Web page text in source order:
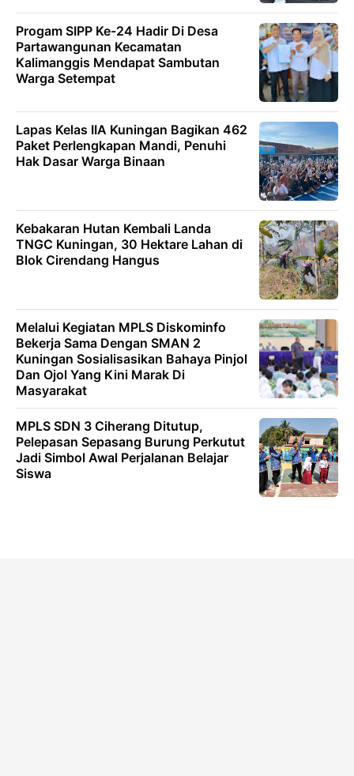
Progam SIPP Ke-24 Hadir Di Desa
Partawangunan Kecamatan
Kalimanggis Mendapat Sambutan
Warga Setempat
Lapas Kelas IIA Kuningan Bagikan 462
Paket Perlengkapan Mandi, Penuhi
Hak Dasar Warga Binaan
Kebakaran Hutan Kembali Landa
TNGC Kuningan, 30 Hektare Lahan di
Blok Cirendang Hangus
Melalui Kegiatan MPLS Diskominfo
Bekerja Sama Dengan SMAN 2
Kuningan Sosialisasikan Bahaya Pinjol
Dan Ojol Yang Kini Marak Di
Masyarakat
MPLS SDN 3 Ciherang Ditutup,
Pelepasan Sepasang Burung Perkutut
Jadi Simbol Awal Perjalanan Belajar
Siswa